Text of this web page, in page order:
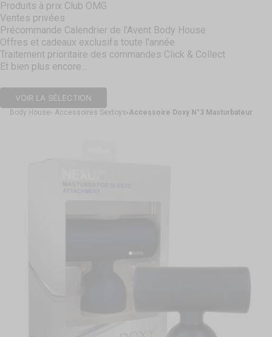
Produits à prix Club OMG
Ventes privées
Précommande Calendrier de l'Avent Body House
Offres et cadeaux exclusifs toute l'année
Traitement prioritaire des commandes Click & Collect
Et bien plus encore...
VOIR LA SÉLECTION
Body House Accessoires Sextoys Accessoire Doxy N°3 Masturbateur
Aller à l'élément 1
Aller à l'élément 2